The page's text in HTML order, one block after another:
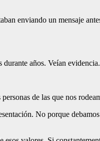
enviando un mensaje
durante años. Veían
de las que nos
No porque